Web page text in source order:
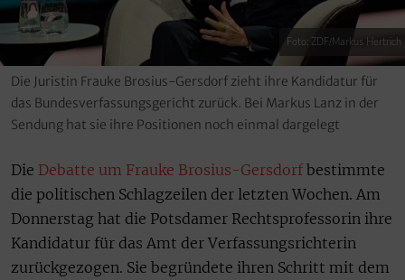
Foto: ZDF/Markus Hertrich
Die Juristin Frauke Brosius-Gersdorf zieht ihre Kandidatur für
das Bundesverfassungsgericht zurück. Bei Markus Lanz in der
Sendung hat sie ihre Positionen noch einmal dargelegt
Die Debatte um Frauke Brosius-Gersdorfbestimmte
die politischen Schlagzeilen der letzten Wochen. Am
Donnerstag hat die Potsdamer Rechtsprofessorin ihre
Kandidatur für das Amt der Verfassungsrichterin
zurückgezogen. Sie begründete ihren Schritt mit dem